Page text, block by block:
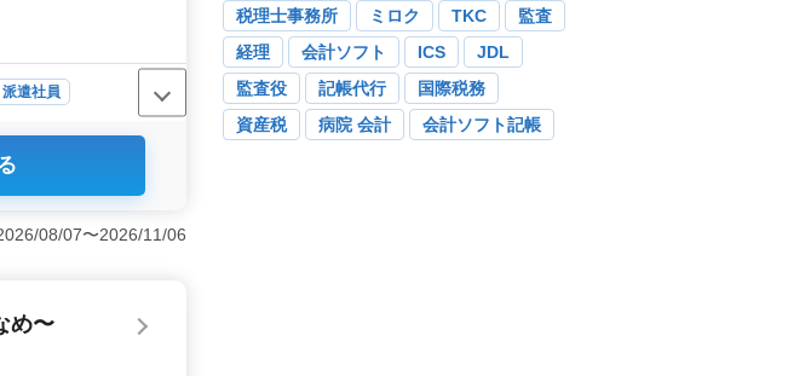
派遣社員
ットホームな職
まで、多岐にわ
08/07〜2026/11/06
め〜
税理士事務所
ミロク TKC
監査
経理
会計ソフト ICS
JDL
監査役
記帳代行
国際税務
資産税
病院 会計 会計ソフト記帳